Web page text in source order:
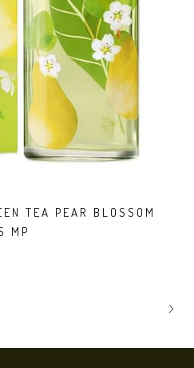
TEA PEAR BLOSSOM
MP